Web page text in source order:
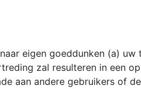
eigen goeddunken (a)
zal resulteren in een
aan andere gebruikers of